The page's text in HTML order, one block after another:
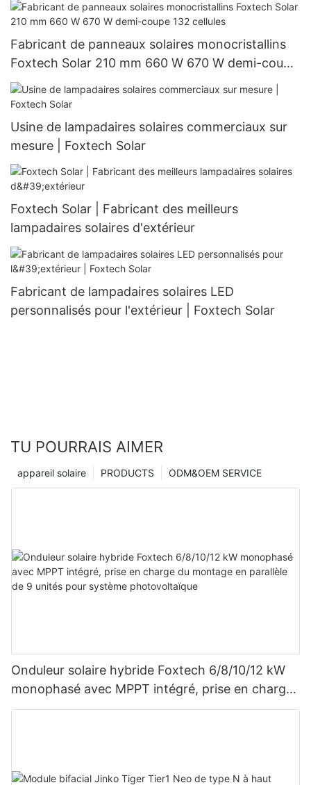
Fabricant de panneaux solaires monocristallins
Foxtech Solar 210 mm 660 W 670 W demi-coupe
132 cellules
Usine de lampadaires solaires commerciaux sur
mesure | Foxtech Solar
Foxtech Solar | Fabricant des meilleurs
lampadaires solaires d'extérieur
Fabricant de lampadaires solaires LED
personnalisés pour l'extérieur | Foxtech Solar
TU POURRAIS AIMER
ODM&OEM SERVICE
PRODUCTS
appareil solaire
Onduleur solaire hybride Foxtech 6/8/10/12 kW
monophasé avec MPPT intégré, prise en charge
du montage en parallèle de 9 unités pour